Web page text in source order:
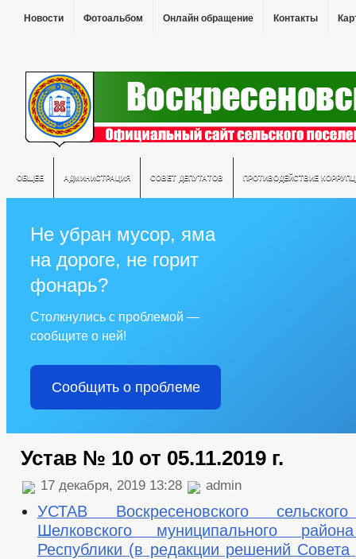
Новости Фотоальбом Онлайн обращение Контакты
ОБЩЕЕ АДМИНИСТРАЦИЯ СОВЕТ ДЕПУТАТОВ ПРОТИВОДЕЙСТВИЕ
Не убран мусор, яма
на дороге, не горит
фонарь?
Столкнулись с проблемой —
сообщите о ней!
Сообщить о проблеме
Устав № 10 от 05.11.2019 г.
17 декабря, 2019 13:28 admin
УСТАВ Воскресеновского
Шелковского муниципального
Республики (в редакции решений Совета